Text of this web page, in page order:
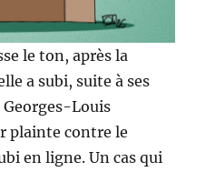
le ton, après la
a subi, suite à ses
Louis
plainte contre le
en ligne. Un cas qui